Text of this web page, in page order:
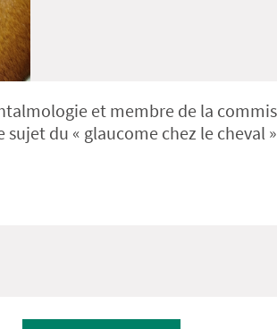
et membre de la
du « glaucome chez le cheval